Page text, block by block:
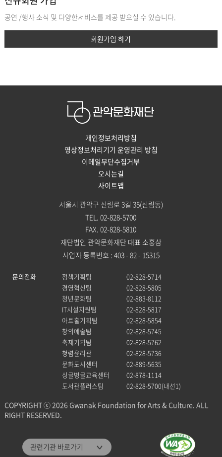
공연 /행사 소식 및 다양한서비스를 제공 받으실 수 있습니다.
회원가입 하기
관련기관 바로가기
관악문화재단
개인정보처리방침
영상정보처리기기 운영관리 방침
이메일무단수집거부
오시는길
사이트맵
서울시 관악구 신림로 3길 35(신림동)
TEL. 02-828-5700
FAX. 02-828-5810
재단법인 관악문화재단 대표 소홍삼
사업자 등록번호 : 403 - 82 - 15315
문의전화 정책기획팀
02-828-5714
경영혁신팀
02-828-5805
청년문화팀
02-883-8112
IT시설지원팀
02-828-5817
아트홀기획팀
02-828-5854
창의예술팀
02-828-5745
축제기획팀
02-828-5762
청렴윤리관
02-828-5736
문화도시센터
02-889-5635
싱글벙글교육센터
02-878-1114
도서관플러스팀
02-828-5700(내선1)
COPYRIGHT ⓒ 2026 Gwanak Foundation for Arts & Culture. ALL
RIGHT RESERVED.